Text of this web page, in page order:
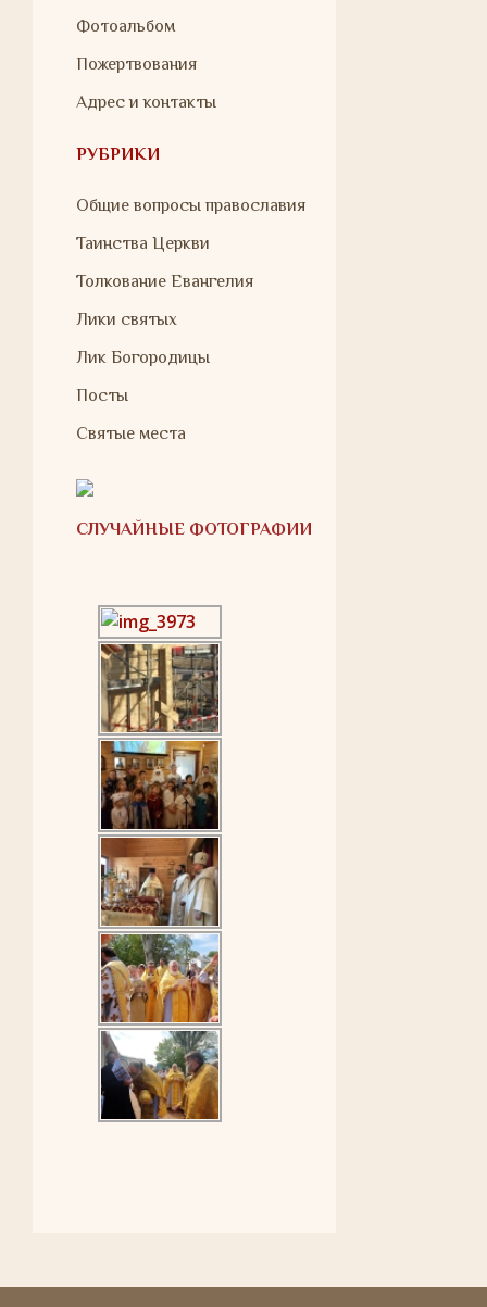
Фотоальбом
Пожертвования
Адрес и контакты
РУБРИКИ
Общие вопросы православия
Таинства Церкви
Толкование Евангелия
Лики святых
Лик Богородицы
Посты
Святые места
СЛУЧАЙНЫЕ ФОТОГРАФИИ